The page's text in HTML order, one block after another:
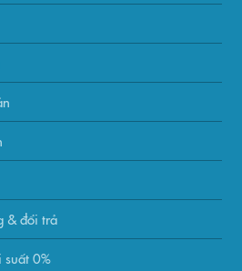
& đổi trả
0%